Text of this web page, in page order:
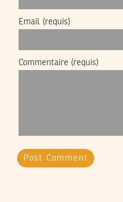
Email (requis)
Commentaire (requis)